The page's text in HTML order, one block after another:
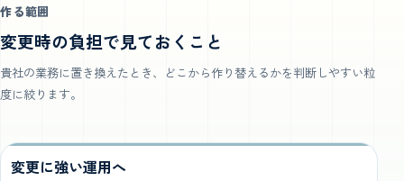
作る範囲
変更時の負担で見ておくこと
貴社の業務に置き換えたとき、どこから作り替えるかを判断しやすい粒
度に絞ります。
変更に強い運用へ